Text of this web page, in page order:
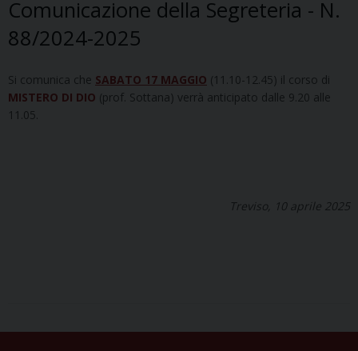
Comunicazione della Segreteria - N.
88/2024-2025
Si comunica che SABATO 17 MAGGIO (11.10-12.45) il corso di
MISTERO DI DIO (prof. Sottana) verrà anticipato dalle 9.20 alle
11.05.
Treviso, 10 aprile 2025